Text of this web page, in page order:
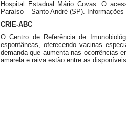
Hospital Estadual Mário Covas. O
Paraíso – Santo André (SP).
CRIE-ABC
O Centro de Referência de
espontâneas, oferecendo vacinas
demanda que aumenta nas ocorrências
amarela e raiva estão entre as